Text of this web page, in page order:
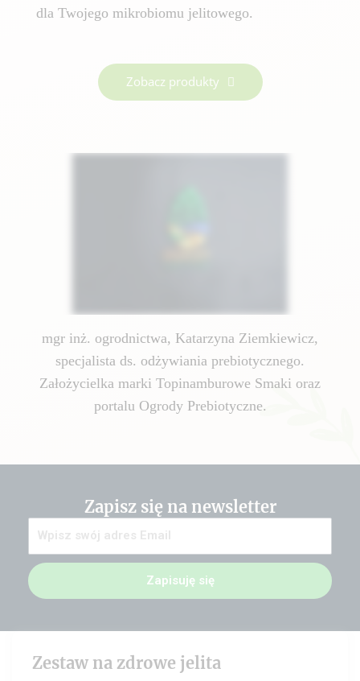
mgr inż. ogrodnictwa, Katarzyna Ziemkiewicz,
specjalista ds. odżywiania prebiotycznego.
Założycielka marki Topinamburowe Smaki oraz
portalu Ogrody Prebiotyczne.
dla Twojego mikrobiomu jelitowego.
Zobacz produkty
Zapisz się na newsletter
Zapisuję się
Zestaw na zdrowe jelita